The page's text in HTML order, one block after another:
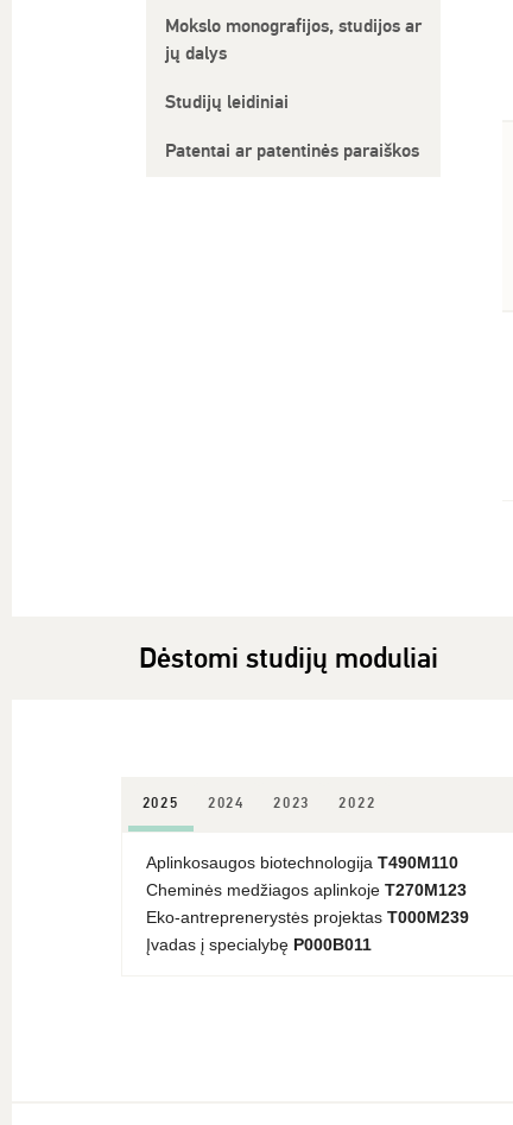
Mokslo monografijos, studijos ar
jų dalys
Studijų leidiniai
Patentai ar patentinės paraiškos
Dėstomi studijų moduliai
2025 2024 2023 2022
Aplinkosaugos biotechnologija T490M110
Cheminės medžiagos aplinkoje T270M123
Eko-antreprenerystės projektas T000M239
Įvadas į specialybę P000B011